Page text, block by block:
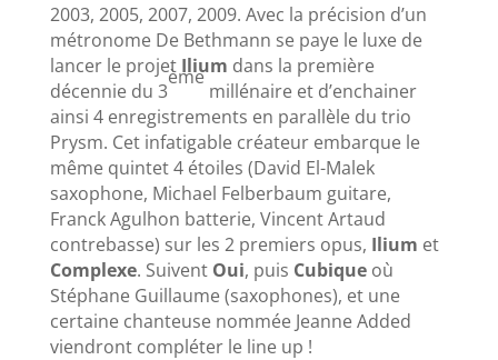
2003, 2005, 2007, 2009. Avec la précision d’un
métronome De Bethmann se paye le luxe de
lancer le projet Ilium dans la première
décennie du 3
ème
millénaire et d’enchainer
ainsi 4 enregistrements en parallèle du trio
Prysm. Cet infatigable créateur embarque le
même quintet 4 étoiles (David El-Malek
saxophone, Michael Felberbaum guitare,
Franck Agulhon batterie, Vincent Artaud
contrebasse) sur les 2 premiers opus, Ilium et
Complexe. Suivent Oui, puis Cubiqueoù
Stéphane Guillaume (saxophones), et une
certaine chanteuse nommée Jeanne Added
viendront compléter le line up !